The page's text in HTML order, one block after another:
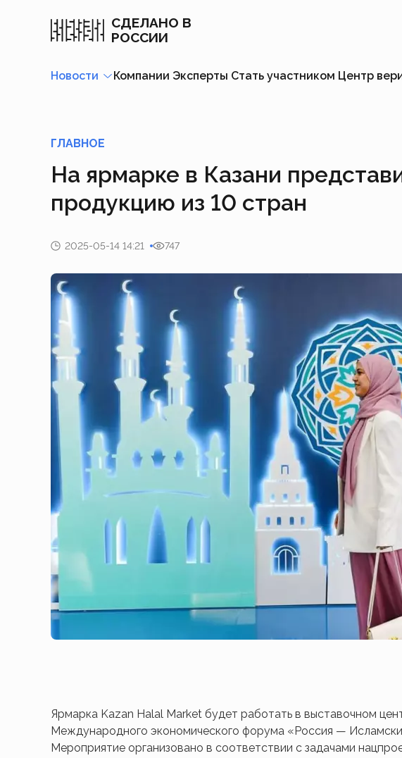
СДЕЛАНО В
РОССИИ
Новости Компании Эксперты Стать участником Центр
ГЛАВНОЕ
На ярмарке в Казани
продукцию из 10 стран
2025-05-14 14:21 747
Ярмарка Kazan Halal Market будет работать в выставочном
Международного экономического форума «Россия —
Мероприятие организовано в соответствии с задачами